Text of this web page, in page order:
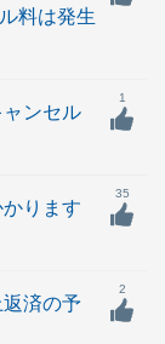
料は発生
ャンセル
1
かります
35
返済の予
2